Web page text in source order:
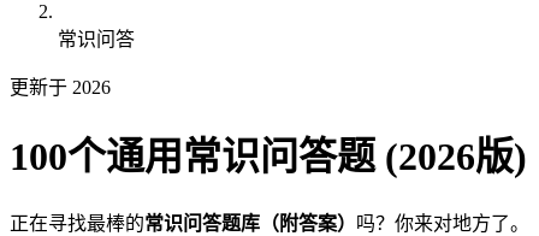
常识问答
更新于 2026
100个通用常识问答题 (2026版)
正在寻找最棒的常识问答题库（附答案）
吗？你来对地方了。